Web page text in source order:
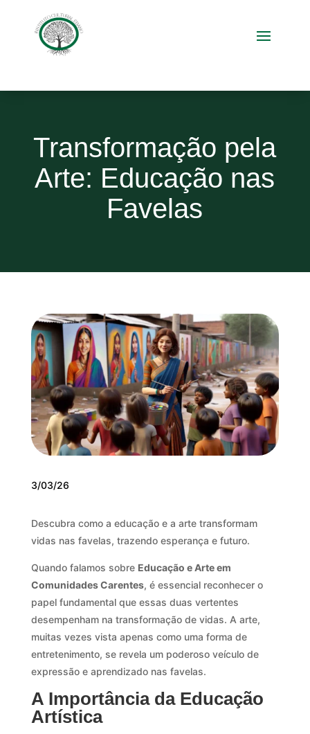
Transformação pela
Arte: Educação nas
Favelas
3/03/26
Descubra como a educação e a arte transformam
vidas nas favelas, trazendo esperança e futuro.
Quando falamos sobre Educação e Arte em
Comunidades Carentes, é essencial reconhecer o
papel fundamental que essas duas vertentes
desempenham na transformação de vidas. A arte,
muitas vezes vista apenas como uma forma de
entretenimento, se revela um poderoso veículo de
expressão e aprendizado nas favelas.
A Importância da Educação
Artística